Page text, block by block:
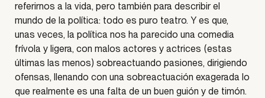
referirnos a la vida, pero también para describir el
mundo de la política: todo es puro teatro. Y es que,
unas veces, la política nos ha parecido una comedia
frívola y ligera, con malos actores y actrices (estas
últimas las menos) sobreactuando pasiones, dirigiendo
ofensas, llenando con una sobreactuación exagerada lo
que realmente es una falta de un buen guión y de timón.